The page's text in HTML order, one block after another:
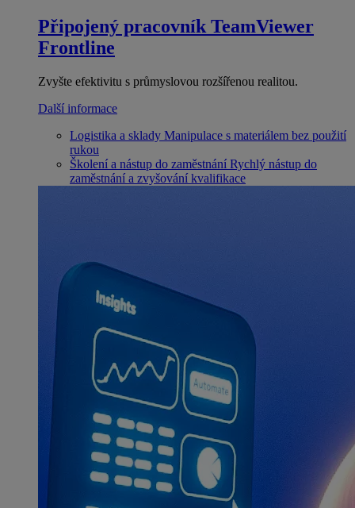
Připojený pracovník TeamViewer
Frontline
Zvyšte efektivitu s průmyslovou rozšířenou realitou.
Další informace
Logistika a sklady Manipulace s materiálem bez použití
rukou
Školení a nástup do zaměstnání Rychlý nástup do
zaměstnání a zvyšování kvalifikace